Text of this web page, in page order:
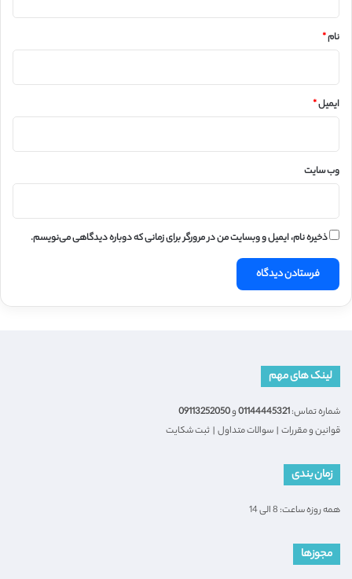
نام*
ایمیل*
وب‌ سایت
ذخیره نام، ایمیل و وبسایت من در مرورگر برای زمانی که دوباره دیدگاهی می‌نویسم.
لینک های مهم
شماره تماس:01144445321و09113252050
قوانین و مقررات | سوالات متداول | ثبت شکایت
زمان بندی
همه روزه ساعت: 8 الی 14
مجوزها